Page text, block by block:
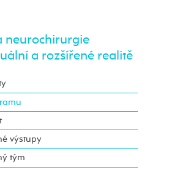
neurochirurgie
a rozšířené realitě
výstupy
tým